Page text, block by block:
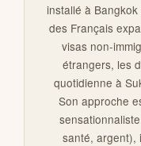
installé à
des Français
visas non-
étrangers, les
quotidienne à
Son approche
santé, argent),